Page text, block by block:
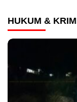
HUKUM &